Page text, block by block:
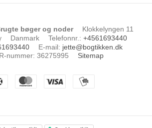
bøger og noder
Klokkelyngen 11
Danmark Telefonnr. : +4561693440
E-mail: jette@bogtikken.dk
nummer: 36275995 Sitemap